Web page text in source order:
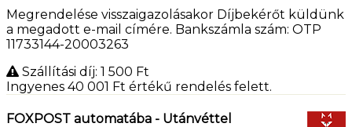
Megrendelése visszaigazolásakor Díjbekérőt küldünk
a megadott e-mail címére. Bankszámla szám: OTP
11733144-20003263
Szállítási díj: 1 500 Ft
Ingyenes 40 001 Ft értékű rendelés felett.
FOXPOST automatába - Utánvéttel